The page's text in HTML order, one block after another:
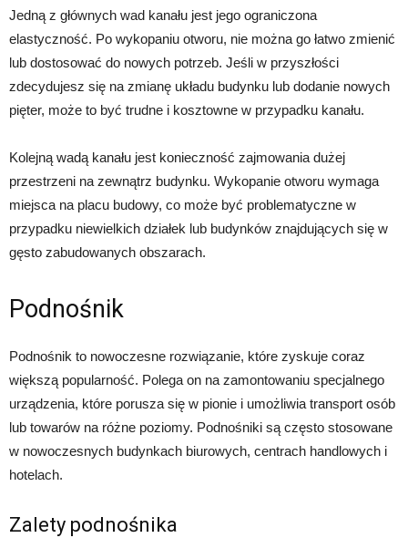
Jedną z głównych wad kanału jest jego ograniczona
elastyczność. Po wykopaniu otworu, nie można go łatwo zmienić
lub dostosować do nowych potrzeb. Jeśli w przyszłości
zdecydujesz się na zmianę układu budynku lub dodanie nowych
pięter, może to być trudne i kosztowne w przypadku kanału.
Kolejną wadą kanału jest konieczność zajmowania dużej
przestrzeni na zewnątrz budynku. Wykopanie otworu wymaga
miejsca na placu budowy, co może być problematyczne w
przypadku niewielkich działek lub budynków znajdujących się w
gęsto zabudowanych obszarach.
Podnośnik
Podnośnik to nowoczesne rozwiązanie, które zyskuje coraz
większą popularność. Polega on na zamontowaniu specjalnego
urządzenia, które porusza się w pionie i umożliwia transport osób
lub towarów na różne poziomy. Podnośniki są często stosowane
w nowoczesnych budynkach biurowych, centrach handlowych i
hotelach.
Zalety podnośnika